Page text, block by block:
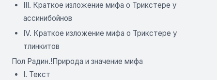
III. Краткое изложение мифа о Трикстере у
ассинибойнов
IV. Краткое изложение мифа о Трикстере у
тлинкитов
Пол Радин.!Природа и значение мифа
I. Текст